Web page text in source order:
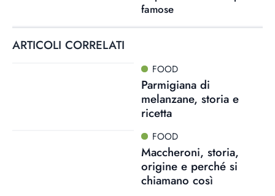
famose
ARTICOLI CORRELATI
FOOD
Parmigiana di
melanzane, storia e
ricetta
FOOD
Maccheroni, storia,
origine e perché si
chiamano così